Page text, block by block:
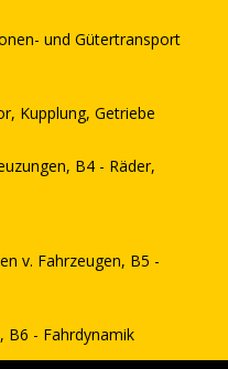
und Gütertransport
Kupplung, Getriebe
B4 - Räder,
v. Fahrzeugen, B5 -
B6 - Fahrdynamik